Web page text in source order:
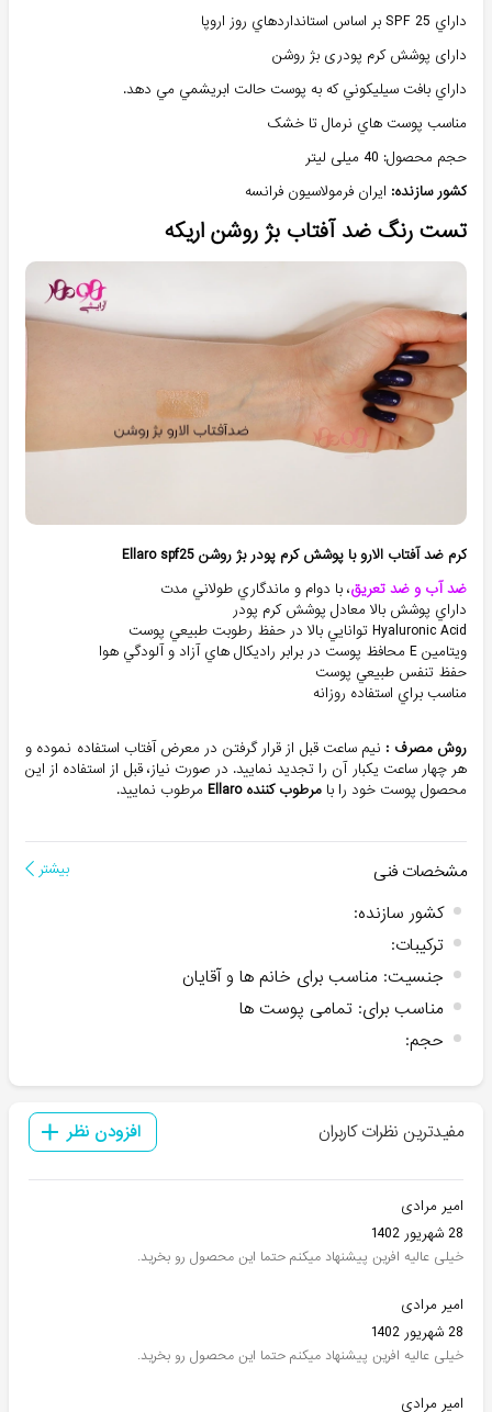
داراي SPF 25 بر اساس استانداردهاي روز اروپا
دارای پوشش کرم پودری بژ روشن
داراي بافت سيليکوني که به پوست حالت ابريشمي مي دهد.
مناسب پوست هاي نرمال تا خشک
حجم محصول: 40 میلی لیتر
کشور سازنده: ایران فرمولاسیون فرانسه
تست رنگ ضد آفتاب بژ روشن اریکه
کرم ضد آفتاب الارو با پوشش کرم پودر بژ روشن Ellaro spf25
ضد آب و ضد تعريق، با دوام و ماندگاري طولاني مدت
داراي پوشش بالا معادل پوشش کرم پودر
Hyaluronic Acid توانايي بالا در حفظ رطوبت طبيعي پوست
ويتامين E محافظ پوست در برابر راديکال هاي آزاد و آلودگي هوا
حفظ تنفس طبيعي پوست
مناسب براي استفاده روزانه
روش مصرف : نيم ساعت قبل از قرار گرفتن در معرض آفتاب استفاده نموده و
هر چهار ساعت يکبار آن را تجديد نماييد. در صورت نياز، قبل از استفاده از اين
محصول پوست خود را با مرطوب کننده Ellaro مرطوب نماييد.
مشخصات فنی بیشتر
کشور سازنده:
ترکیبات:
جنسیت: مناسب برای خانم ها و آقایان
مناسب برای: تمامی پوست ها
حجم:
مفیدترین نظرات کاربران افزودن نظر
امیر مرادی
28 شهریور 1402
خیلی عالیه افرین پیشنهاد میکنم حتما این محصول رو بخرید.
امیر مرادی
28 شهریور 1402
خیلی عالیه افرین پیشنهاد میکنم حتما این محصول رو بخرید.
امیر مرادی